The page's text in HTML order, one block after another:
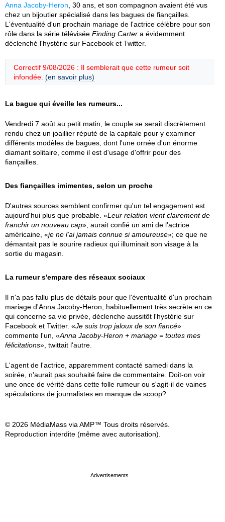
Anna Jacoby-Heron , 30 ans, et son compagnon avaient été vus
chez un bijoutier spécialisé dans les bagues de fiançailles.
L'éventualité d'un prochain mariage de l'actrice célèbre pour son
rôle dans la série télévisée Finding Carter a évidemment
déclenché l'hystérie sur Facebook et Twitter.
Correctif 9/08/2026 : Il semblerait que cette rumeur soit
infondée. (en savoir plus)
La bague qui éveille les rumeurs...
Vendredi 7 août au petit matin, le couple se serait discrètement
rendu chez un joaillier réputé de la capitale pour y examiner
différents modèles de bagues, dont l'une ornée d'un énorme
diamant solitaire, comme il est d'usage d'offrir pour des
fiançailles.
Des fiançailles imimentes, selon un proche
D'autres sources semblent confirmer qu'un tel engagement est
aujourd'hui plus que probable. «Leur relation vient clairement de
franchir un nouveau cap», aurait confié un ami de l'actrice
américaine, «je ne l'ai jamais connue si amoureuse»; ce que ne
démantait pas le sourire radieux qui illuminait son visage à la
sortie du magasin.
La rumeur s'empare des réseaux sociaux
Il n'a pas fallu plus de détails pour que l'éventualité d'un prochain
mariage d'Anna Jacoby-Heron, habituellement très secrète en ce
qui concerne sa vie privée, déclenche aussitôt l'hystérie sur
Facebook et Twitter. «Je suis trop jaloux de son fiancé»
commente l'un, «Anna Jacoby-Heron + mariage = toutes mes
félicitations», twittait l'autre.
L'agent de l'actrice, apparemment contacté samedi dans la
soirée, n'aurait pas souhaité faire de commentaire. Doit-on voir
une once de vérité dans cette folle rumeur ou s'agit-il de vaines
spéculations de journalistes en manque de scoop?
© 2026 MédiaMass via AMP™ Tous droits réservés.
Reproduction interdite (même avec autorisation).